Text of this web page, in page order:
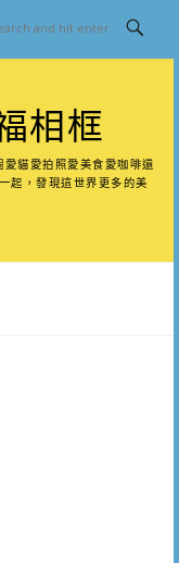
相框
貓愛拍照愛美食愛咖啡還
起，發現這世界更多的美